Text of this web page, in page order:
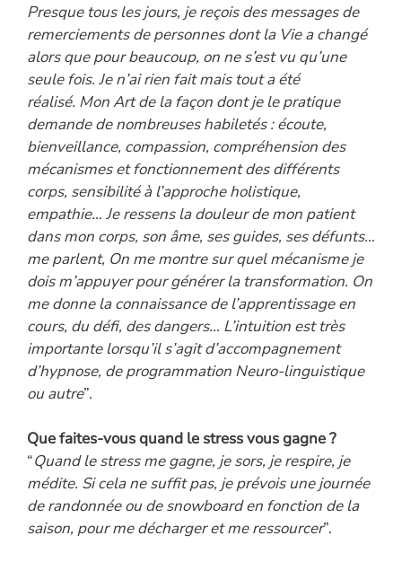
Presque tous les jours, je reçois des messages de
remerciements de personnes dont la Vie a changé
alors que pour beaucoup, on ne s’est vu qu’une
seule fois. Je n’ai rien fait mais tout a été
réalisé. Mon Art de la façon dont je le pratique
demande de nombreuses habiletés : écoute,
bienveillance, compassion, compréhension des
mécanismes et fonctionnement des différents
corps, sensibilité à l’approche holistique,
empathie… Je ressens la douleur de mon patient
dans mon corps, son âme, ses guides, ses défunts…
me parlent, On me montre sur quel mécanisme je
dois m’appuyer pour générer la transformation. On
me donne la connaissance de l’apprentissage en
cours, du défi, des dangers… L’intuition est très
importante lorsqu’il s’agit d’accompagnement
d’hypnose, de programmation Neuro-linguistique
ou autre”.
Que faites-vous quand le stress vous gagne ?
“Quand le stress me gagne, je sors, je respire, je
médite. Si cela ne suffit pas, je prévois une journée
de randonnée ou de snowboard en fonction de la
saison, pour me décharger et me ressourcer”.